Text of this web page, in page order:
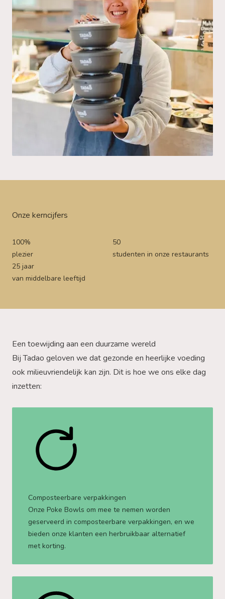
Onze kerncijfers
100%
plezier
50
studenten in onze restaurants
25 jaar
van middelbare leeftijd
Een toewijding aan een duurzame wereld
Bij Tadao geloven we dat gezonde en heerlijke voeding
ook milieuvriendelijk kan zijn. Dit is hoe we ons elke dag
inzetten:
Composteerbare verpakkingen
Onze Poke Bowls om mee te nemen worden
geserveerd in composteerbare verpakkingen, en we
bieden onze klanten een herbruikbaar alternatief
met korting.